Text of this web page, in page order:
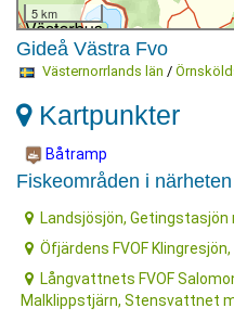
5 km
Gideå Västra Fvo
Västernorrlands län /
Kartpunkter
Båtramp
Fiskeområden i
Landsjösjön, Getingstasjön
Öfjärdens FVOF
Långvattnets FVOF
Malklippstjärn, Stensvattnet